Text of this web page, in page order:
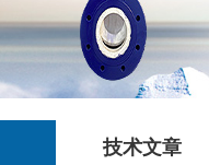
技术文章